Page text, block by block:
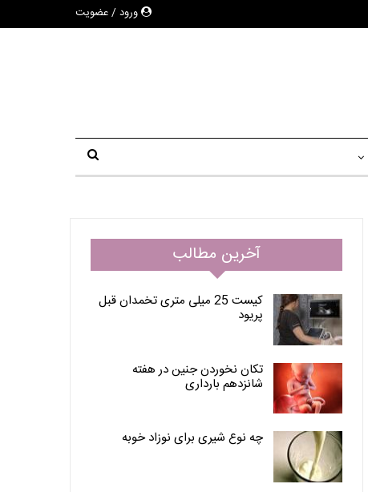
ورود / عضویت
آخرین مطالب
کیست 25 میلی متری تخمدان قبل
پریود
تکان نخوردن جنین در هفته
شانزدهم بارداری
چه نوع شیری برای نوزاد خوبه